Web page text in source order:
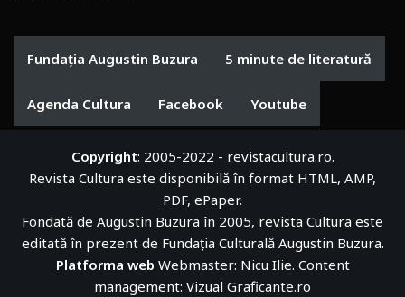
Fundația Augustin Buzura 5 minute de literatură
Agenda Cultura Facebook Youtube
Copyright: 2005-2022 - revistacultura.ro.
Revista Cultura este disponibilă în format HTML, AMP,
PDF, ePaper.
Fondată de Augustin Buzura în 2005, revista Cultura este
editată în prezent de Fundația Culturală Augustin Buzura.
Platforma web Webmaster: Nicu Ilie. Content
management: Vizual Graficante.ro